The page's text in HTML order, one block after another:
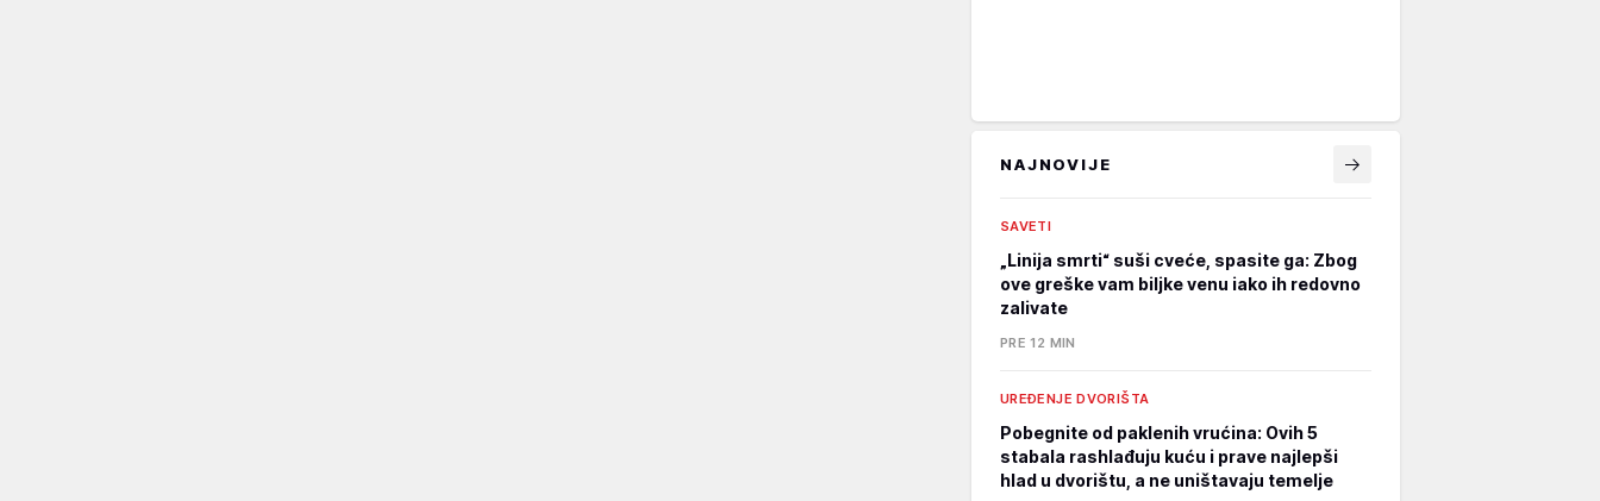
NAJNOVIJE
SAVETI
„Linija smrti“ suši cveće, spasite ga: Zbog
ove greške vam biljke venu iako ih redovno
zalivate
PRE 12 MIN
UREĐENJE DVORIŠTA
Pobegnite od paklenih vrućina: Ovih 5
stabala rashlađuju kuću i prave najlepši
hlad u dvorištu, a ne uništavaju temelje